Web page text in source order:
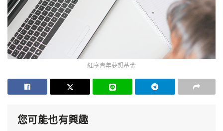
紅序青年夢想基金
您可能也有興趣